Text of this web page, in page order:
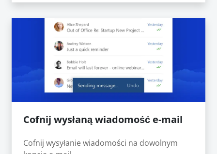
Cofnij wysłaną wiadomość e-mail
Cofnij wysyłanie wiadomości na dowolnym